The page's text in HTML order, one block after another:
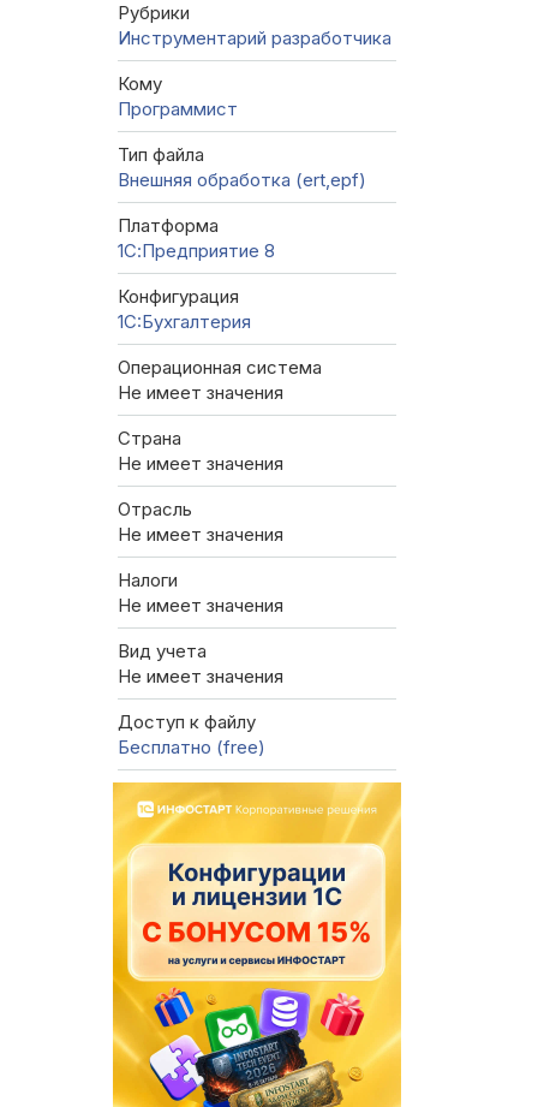
Рубрики
Инструментарий разработчика
Кому
Программист
Тип файла
Внешняя обработка (ert,epf)
Платформа
1С:Предприятие 8
Конфигурация
1C:Бухгалтерия
Операционная система
Не имеет значения
Страна
Не имеет значения
Отрасль
Не имеет значения
Налоги
Не имеет значения
Вид учета
Не имеет значения
Доступ к файлу
Бесплатно (free)